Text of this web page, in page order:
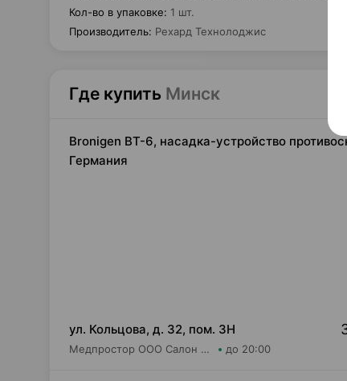
Кол-во в упаковке: 1 шт.
Производитель: Рехард Технолоджис
Где купить Минск
Bronigen ВТ-6, насадка-устройство
Германия
ул. Кольцова, д. 32, пом. 3Н
Медпростор ООО Салон медтехники и ортопедии №5 до 20:00